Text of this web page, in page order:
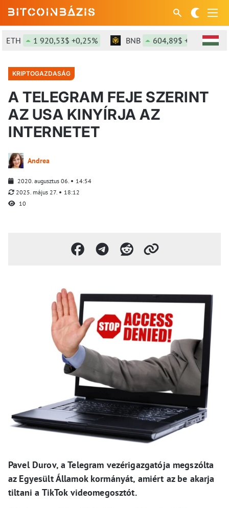
1 920,53$ +0,25% BNB 604,89$ +2,22%
KRIPTOGAZDASÁG
A TELEGRAM FEJE SZERINT
AZ USA KINYÍRJA AZ
INTERNETET
Andrea
2020. augusztus 06.
14:54
2025. május 27.
18:12
10
Pavel Durov, a Telegram vezérigazgatója megszólta
az Egyesült Államok kormányát, amiért az be akarja
tiltani a TikTok videomegosztót.